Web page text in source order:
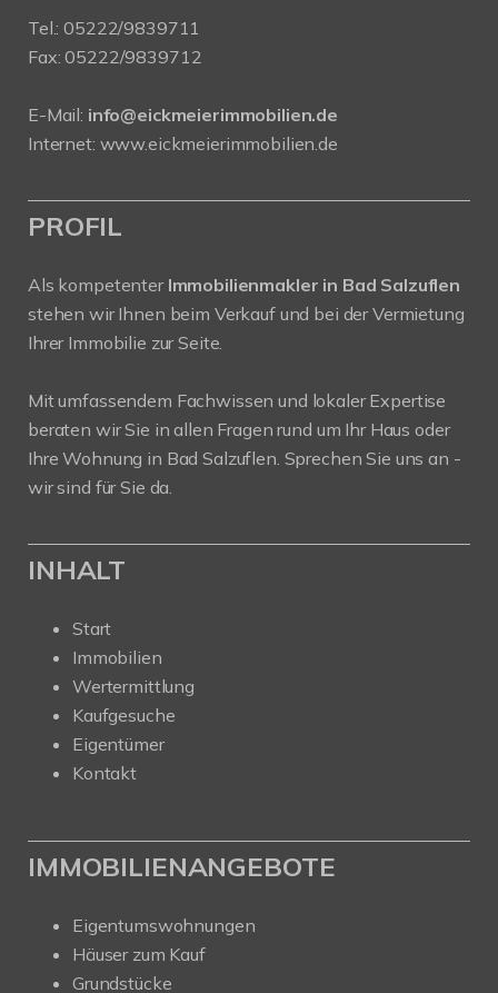
Tel.:05222/9839711
Fax: 05222/9839712
E-Mail: info@eickmeierimmobilien.de
Internet: www.eickmeierimmobilien.de
PROFIL
Als kompetenter Immobilienmakler in Bad Salzuflen
stehen wir Ihnen beim Verkauf und bei der Vermietung
Ihrer Immobilie zur Seite.
Mit umfassendem Fachwissen und lokaler Expertise
beraten wir Sie in allen Fragen rund um Ihr Haus oder
Ihre Wohnung in Bad Salzuflen. Sprechen Sie uns an -
wir sind für Sie da.
INHALT
Start
Immobilien
Wertermittlung
Kaufgesuche
Eigentümer
Kontakt
IMMOBILIENANGEBOTE
Eigentumswohnungen
Häuser zum Kauf
Grundstücke